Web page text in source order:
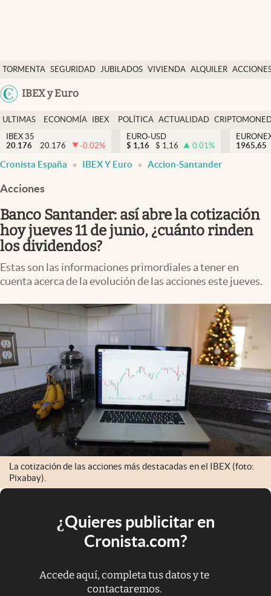
TORMENTA SEGURIDAD JUBILADOS VIVIENDA ALQUILER
USA
IBEX y Euro
Economía y finanzas
Política
Actualidad
Criptomonedas
España
ULTIMAS
NOTICIAS
ECONOMÍA
FINANZAS
IBEX
EURO
POLÍTICA ACTUALIDAD
IBEX 35
20.176
20.176 -0.02%
EURO-USD
$ 1,16 $ 1,16 0.01%
1965,65
Cronista España IBEX Y Euro Accion-Santander
Acciones
Banco Santander: así abre la cotización
hoy jueves 11 de junio, ¿cuánto rinden
los dividendos?
Estas son las informaciones primordiales a tener en
cuenta acerca de la evolución de las acciones este jueves.
La cotización de las acciones más destacadas en el IBEX (foto:
Pixabay).
¿Quieres publicitar en
Cronista.com?
Accede aquí, completa tus datos y te
contactaremos.